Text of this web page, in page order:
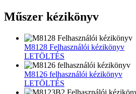
Műszer kézikönyv
M8128 Felhasználói kézikönyv
LETÖLTÉS
M8126 felhasználói kézikönyv
LETÖLTÉS